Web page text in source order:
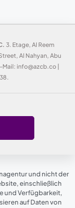
3. Etage, Al Reem
Al Nahyan, Abu
Mail: info@azcb.co |
und nicht der
einschließlich
und Verfügbarkeit,
auf Daten von